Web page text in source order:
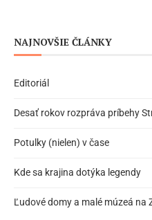
NAJNOVŠIE ČLÁNKY
Editoriál
Desať rokov rozpráva príbehy
Potulky (nielen) v čase
Kde sa krajina dotýka legendy
Ľudové domy a malé múzeá na